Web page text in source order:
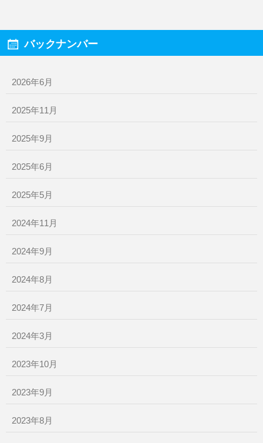
バックナンバー
2026年6月
2025年11月
2025年9月
2025年6月
2025年5月
2024年11月
2024年9月
2024年8月
2024年7月
2024年3月
2023年10月
2023年9月
2023年8月